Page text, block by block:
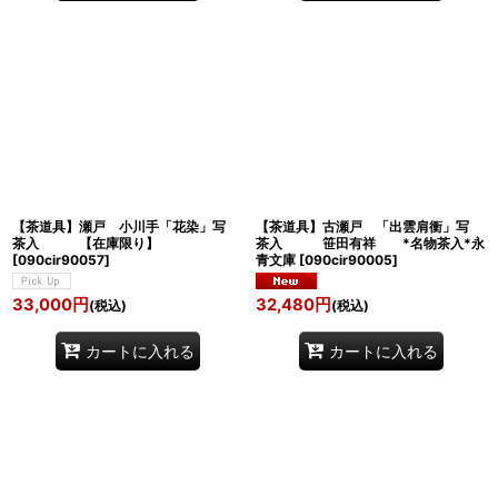
【茶道具】瀬戸 小川手「花染」写
茶入 【在庫限り】
[090cir90057]
33,000円 (税込)
カートに入れる
【茶道具】古瀬戸 「出雲肩衝」写
茶入 笹田有祥 *名物茶入*永
青文庫 [090cir90005]
32,480円 (税込)
カートに入れる